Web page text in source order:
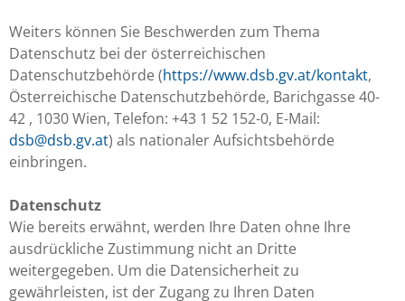
Weiters können Sie Beschwerden zum Thema
Datenschutz bei der österreichischen
Datenschutzbehörde (https://www.dsb.gv.at/kontakt,
Österreichische Datenschutzbehörde, Barichgasse 40-
42 , 1030 Wien, Telefon: +43 1 52 152-0, E-Mail:
dsb@dsb.gv.at) als nationaler Aufsichtsbehörde
einbringen.
Datenschutz
Wie bereits erwähnt, werden Ihre Daten ohne Ihre
ausdrückliche Zustimmung nicht an Dritte
weitergegeben. Um die Datensicherheit zu
gewährleisten, ist der Zugang zu Ihren Daten